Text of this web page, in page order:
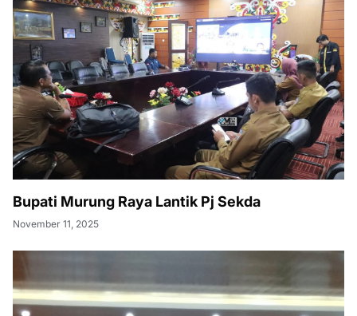
Bupati Murung Raya Lantik Pj Sekda
November 11, 2025